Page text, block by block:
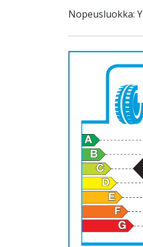
Nopeusluokka: Y